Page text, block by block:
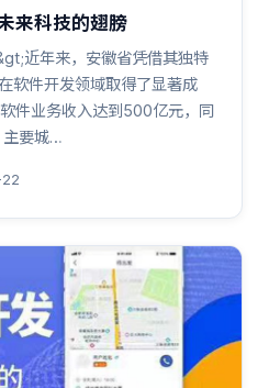
来科技的翅膀
近年来，安徽省凭借其独特
软件开发领域取得了显著成
件业务收入达到500亿元，同
主要城…